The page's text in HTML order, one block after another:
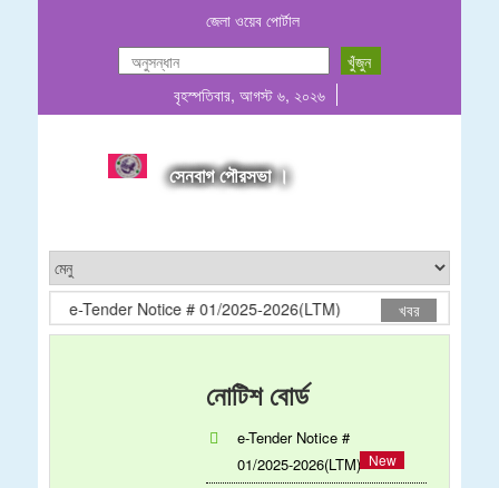
জেলা ওয়েব পোর্টাল
বৃহস্পতিবার, আগস্ট ৬, ২০২৬
সেনবাগ পৌরসভা ।
e-Tender Notice # 01/2025-2026(LTM) সার ডিলার নিয়োগ
খবর
নোটিশ বোর্ড
e-Tender Notice #
01/2025-2026(LTM)